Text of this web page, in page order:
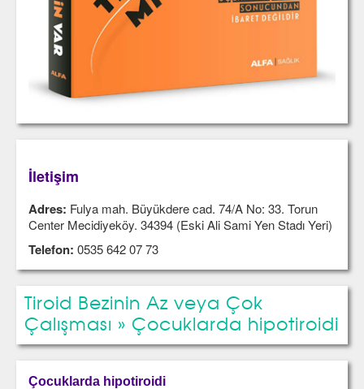
İletişim
Adres: Fulya mah. Büyükdere cad. 74/A No: 33. Torun
Center Mecidiyeköy. 34394 (Eski Ali Sami Yen Stadı Yeri)
Telefon: 0535 642 07 73
Tiroid Bezinin Az veya Çok
Çalışması » Çocuklarda hipotiroidi
Çocuklarda hipotiroidi